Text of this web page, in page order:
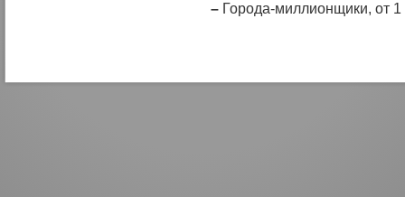
– Города-миллионщики, от